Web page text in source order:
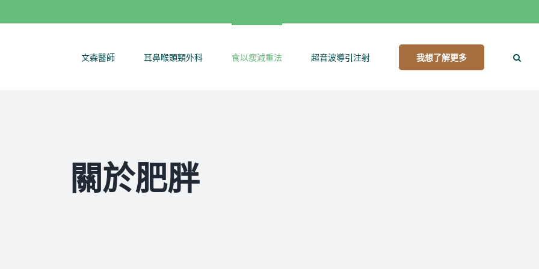
文森醫師 耳鼻喉頭頸外科 食以瘦減重法 超音波導引注射 我想了解更多
關於肥胖